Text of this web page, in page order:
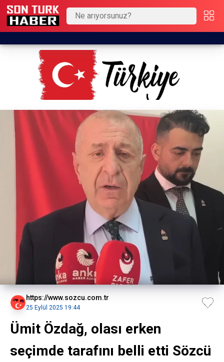
https://www.sozcu.com.tr
25 Eylül 2025 19:44
Ümit Özdağ, olası erken
seçimde tarafını belli etti Sözcü